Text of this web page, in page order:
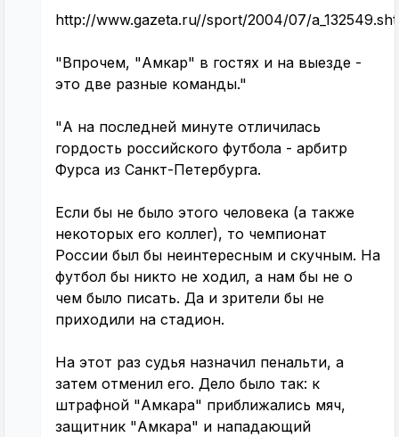
http://www.gazeta.ru//sport/2004/07/
"Впрочем, "Амкар" в гостях и на выезде -
это две разные команды."
"А на последней минуте отличилась
гордость российского футбола - арбитр
Фурса из Санкт-Петербурга.
Если бы не было этого человека (а также
некоторых его коллег), то чемпионат
России был бы неинтересным и скучным. На
футбол бы никто не ходил, а нам бы не о
чем было писать. Да и зрители бы не
приходили на стадион.
На этот раз судья назначил пенальти, а
затем отменил его. Дело было так: к
штрафной "Амкара" приближались мяч,
защитник "Амкара" и нападающий